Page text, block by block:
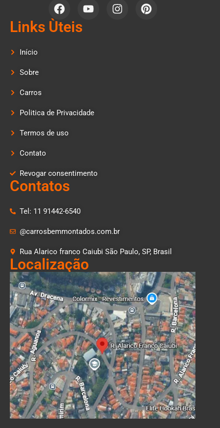
Links Ùteis
Início
Sobre
Carros
Politica de Privacidade
Termos de uso
Contato
Revogar consentimento
Contatos
Tel: 11 91442-6540
@carrosbemmontados.com.br
Rua Alarico franco Caiubi São Paulo, SP, Brasil
Localização